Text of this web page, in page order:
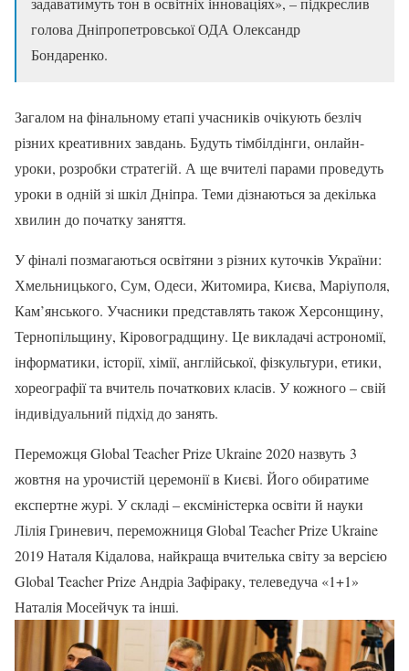
голова Дніпропетровської ОДА Олександр
Бондаренко.
Загалом на фінальному етапі учасників очікують безліч
різних креативних завдань. Будуть тімбілдінги, онлайн-
уроки, розробки стратегій. А ще вчителі парами проведуть
уроки в одній зі шкіл Дніпра. Теми дізнаються за декілька
хвилин до початку заняття.
У фіналі позмагаються освітяни з різних куточків України:
Хмельницького, Сум, Одеси, Житомира, Києва, Маріуполя,
Кам’янського. Учасники представлять також Херсонщину,
Тернопільщину, Кіровоградщину. Це викладачі астрономії,
інформатики, історії, хімії, англійської, фізкультури, етики,
хореографії та вчитель початкових класів. У кожного – свій
індивідуальний підхід до занять.
Переможця Global Teacher Prize Ukraine 2020 назвуть 3
жовтня на урочистій церемонії в Києві. Його обиратиме
експертне журі. У складі – ексміністерка освіти й науки
Лілія Гриневич, переможниця Global Teacher Prize Ukraine
2019 Наталя Кідалова, найкраща вчителька світу за версією
Global Teacher Prize Андріа Зафіраку, телеведуча «1+1»
Наталія Мосейчук та інші.